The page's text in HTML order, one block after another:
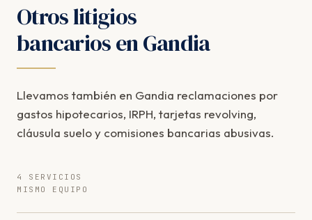
Otros litigios
bancarios en Gandia
Llevamos también en Gandia reclamaciones por
gastos hipotecarios, IRPH, tarjetas revolving,
cláusula suelo y comisiones bancarias abusivas.
4 SERVICIOS
MISMO EQUIPO